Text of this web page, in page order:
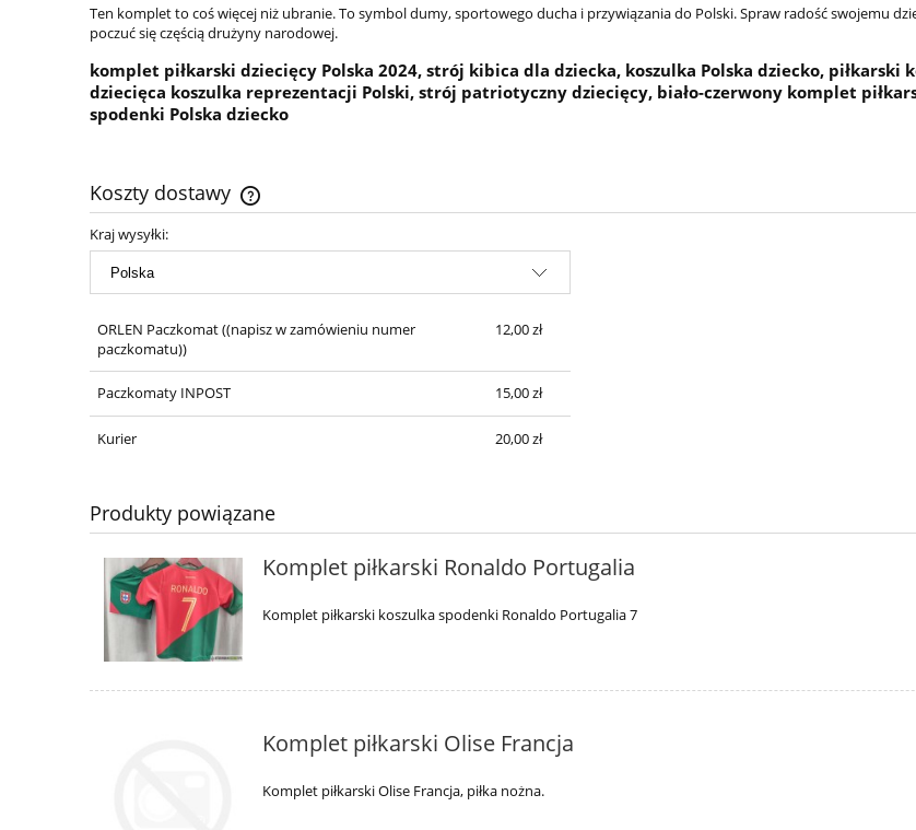
Ten komplet to coś więcej niż ubranie. To symbol dumy, sportowego ducha i przywiązania do Polski. Spraw radość swojemu
poczuć się częścią drużyny narodowej.
komplet piłkarski dziecięcy Polska 2024, strój kibica dla dziecka, koszulka Polska dziecko, piłkarski
dziecięca koszulka reprezentacji Polski, strój patriotyczny dziecięcy, biało-czerwony komplet
spodenki Polska dziecko
Koszty dostawy
Cena nie zawiera ewentualnych kosztów
Kraj wysyłki:
ORLEN Paczkomat((napisz w zamówieniu numer
paczkomatu))
12,00 zł
Paczkomaty INPOST 15,00 zł
Kurier 20,00 zł
Produkty powiązane
Komplet piłkarski Ronaldo Portugalia
Komplet piłkarski koszulka spodenki Ronaldo Portugalia 7
Komplet piłkarski Olise Francja
Komplet piłkarski Olise Francja, piłka nożna.